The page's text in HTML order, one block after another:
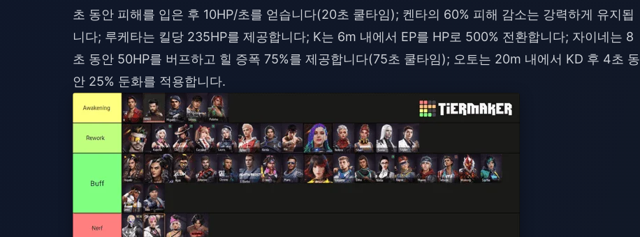
초 동안 피해를 입은 후 10HP/초를 얻습니다(20초 쿨타임); 켄타의 60% 피해 감소는 강력하게 유지됩
니다; 루케타는 킬당 235HP를 제공합니다; K는 6m 내에서 EP를 HP로 500% 전환합니다; 자이네는 8
초 동안 50HP를 버프하고 힐 증폭 75%를 제공합니다(75초 쿨타임); 오토는 20m 내에서 KD 후 4초 동
안 25% 둔화를 적용합니다.